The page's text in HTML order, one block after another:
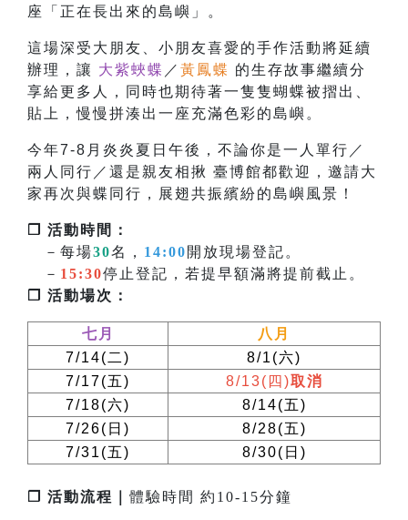
座「正在長出來的島嶼」。
這場深受大朋友、小朋友喜愛的手作活動將延續
辦理，讓 大紫蛺蝶 ／ 黃鳳蝶 的生存故事繼續分
享給更多人，同時也期待著一隻隻蝴蝶被摺出、
貼上，慢慢拼湊出一座充滿色彩的島嶼。
今年7-8月炎炎夏日午後，不論你是一人單行／
兩人同行／還是親友相揪 臺博館都歡迎，邀請大
家再次與蝶同行，展翅共振繽紛的島嶼風景！
❐ 活動時間：
－每場30名， 14:00 開放現場登記。
－ 15:30停止登記，若提早額滿將提前截止。
❐ 活動場次：
七月
八月
7/14( 二 ) 8/1(六)
7/17(五) 8/13( 四 )取消
7/18(六) 8/14(五)
7/26( 日 ) 8/28(五)
7/31(五) 8/30( 日 )
❐ 活動流程｜ 體驗時間 約10-15分鐘